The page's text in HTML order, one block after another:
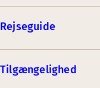
Rejseguide
Tilgængelighed